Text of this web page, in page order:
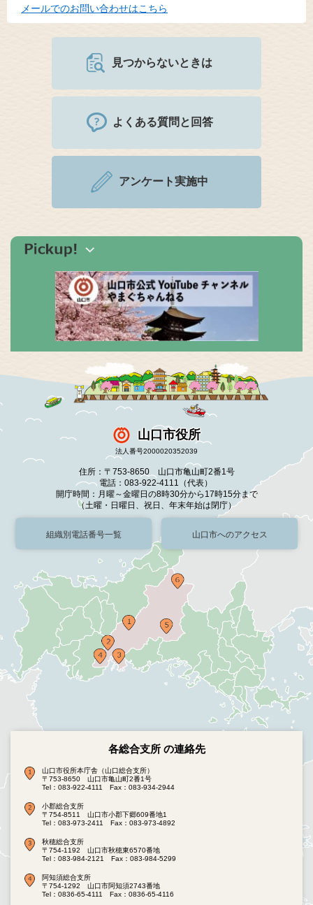
メールでのお問い合わせはこちら
見つからないときは
よくある質問と回答
アンケート実施中
山口市役所
法人番号2000020352039
住所：〒753-8650 山口市亀山町2番1号
電話：083-922-4111（代表）
開庁時間：月曜～金曜日の8時30分から17時15分まで
（土曜・日曜日、祝日、年末年始は閉庁）
組織別電話番号一覧 山口市へのアクセス
各総合支所 の連絡先
山口市役所本庁舎（山口総合支所）
〒753-8650 山口市亀山町2番1号
Tel：083-922-4111
Fax：083-934-2944
小郡総合支所
〒754-8511 山口市小郡下郷609番地1
Tel：083-973-2411
Fax：083-973-4892
秋穂総合支所
〒754-1192 山口市秋穂東6570番地
Tel：083-984-2121
Fax：083-984-5299
阿知須総合支所
〒754-1292 山口市阿知須2743番地
Tel：0836-65-4111
Fax：0836-65-4116